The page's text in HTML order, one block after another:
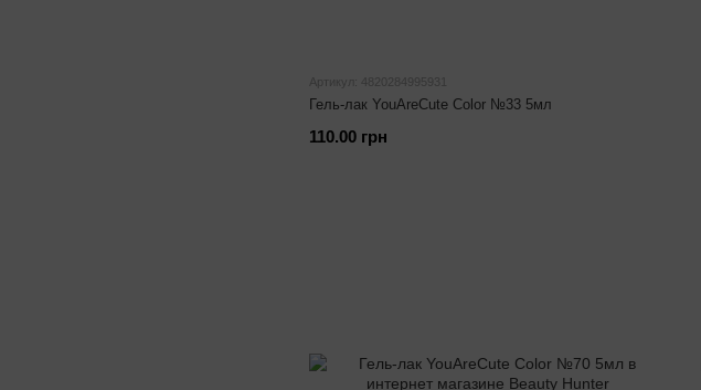
Артикул: 4820284995931
Гель-лак YouAreCute Color №33 5мл
110.00 грн